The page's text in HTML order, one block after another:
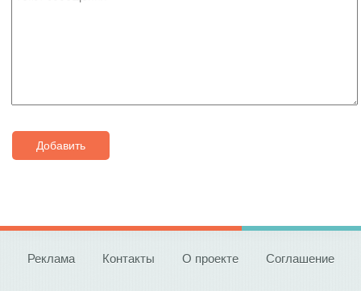
Добавить
Реклама Контакты О проекте Соглашение